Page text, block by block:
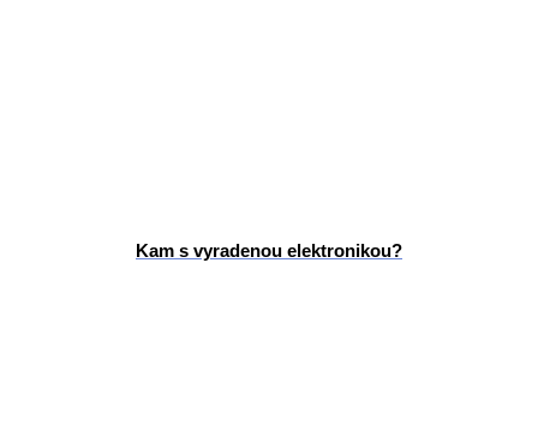
Kam s vyradenou elektronikou?